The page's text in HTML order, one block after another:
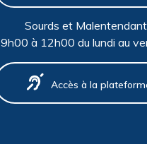
Sourds et
9h00 à 12h00 du lundi au
Accès à la